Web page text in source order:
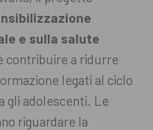
e sulla salute
contribuire a ridurre
legati al ciclo
adolescenti. Le
riguardare la